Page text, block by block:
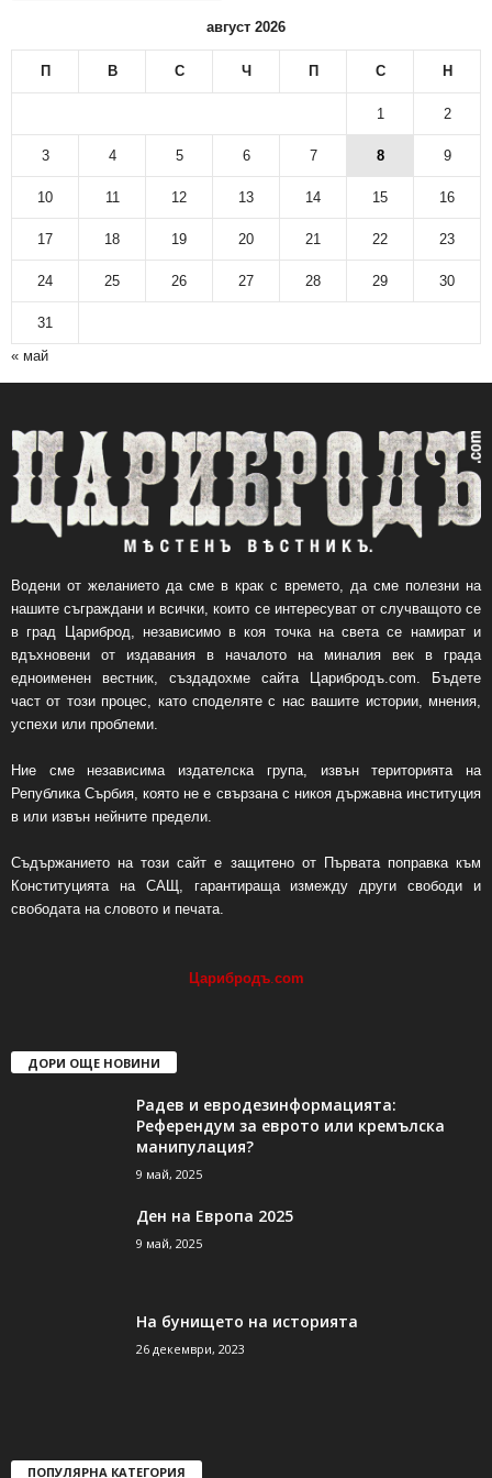
р
с
к
и
а
август 2026
П В С Ч П С Н
1 2
3 4 5 6 7 8 9
10 11 12 13 14 15 16
17 18 19 20 21 22 23
24 25 26 27 28 29 30
31
« май
Водени от желанието да сме в крак с времето, да сме полезни на
нашите съграждани и всички, които се интересуват от случващото се
в град Цариброд, независимо в коя точка на света се намират и
вдъхновени от издавания в началото на миналия век в града
едноименен вестник, създадохме сайта Царибродъ.com. Бъдете
част от този процес, като споделяте с нас вашите истории, мнения,
успехи или проблеми.
Ние сме независима издателска група, извън територията на
Република Сърбия, която не е свързана с никоя държавна институция
в или извън нейните предели.
Съдържанието на този сайт е защитено от Първата поправка към
Конституцията на САЩ, гарантираща измежду други свободи и
свободата на словото и печата.
Царибродъ. com
ДОРИ ОЩЕ НОВИНИ
Радев и евродезинформацията:
Референдум за еврото или кремълска
манипулация?
9 май, 2025
Ден на Европа 2025
9 май, 2025
На бунището на историята
26 декември, 2023
ПОПУЛЯРНА КАТЕГОРИЯ